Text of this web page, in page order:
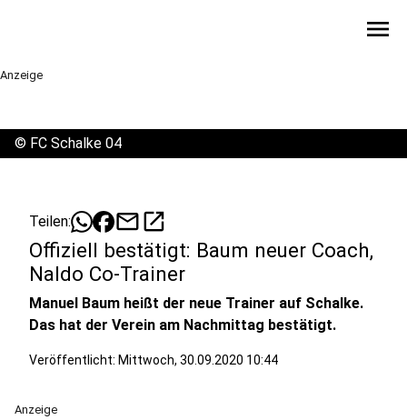
menu
Anzeige
© FC Schalke 04
Teilen: mailopen_in_new
Offiziell bestätigt: Baum neuer Coach,
Naldo Co-Trainer
Manuel Baum heißt der neue Trainer auf Schalke.
Das hat der Verein am Nachmittag bestätigt.
Veröffentlicht: Mittwoch, 30.09.2020 10:44
Anzeige